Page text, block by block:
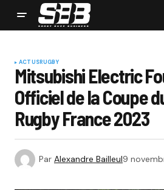
ACTUSRUGBY
Mitsubishi Electric
Officiel de la Coupe
Rugby France 2023
Par Alexandre Bailleul9